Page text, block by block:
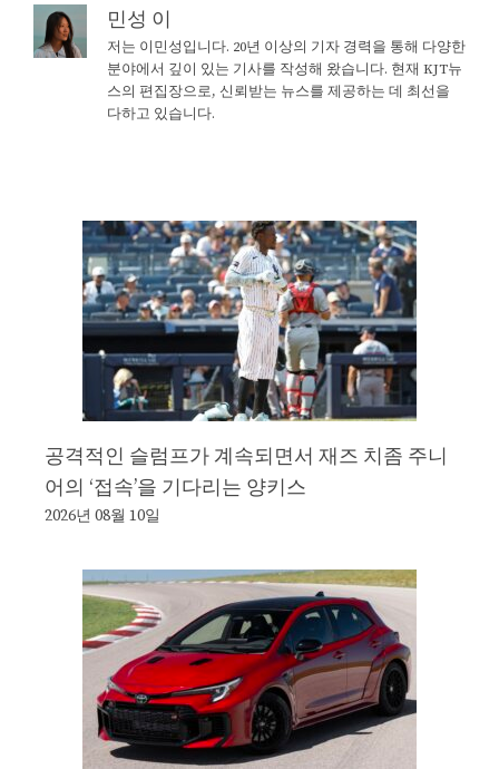
민성 이
저는 이민성입니다. 20년 이상의 기자 경력을 통해 다양한
분야에서 깊이 있는 기사를 작성해 왔습니다. 현재 KJT뉴
스의 편집장으로, 신뢰받는 뉴스를 제공하는 데 최선을
다하고 있습니다.
공격적인 슬럼프가 계속되면서 재즈 치좀 주니
어의 ‘접속’을 기다리는 양키스
2026년 08월 10일